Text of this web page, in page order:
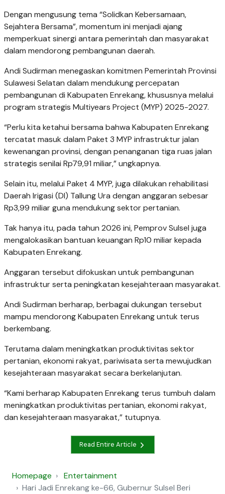
Dengan mengusung tema “Solidkan Kebersamaan,
Sejahtera Bersama”, momentum ini menjadi ajang
memperkuat sinergi antara pemerintah dan masyarakat
dalam mendorong pembangunan daerah.
Andi Sudirman menegaskan komitmen Pemerintah Provinsi
Sulawesi Selatan dalam mendukung percepatan
pembangunan di Kabupaten Enrekang, khususnya melalui
program strategis Multiyears Project (MYP) 2025-2027.
“Perlu kita ketahui bersama bahwa Kabupaten Enrekang
tercatat masuk dalam Paket 3 MYP infrastruktur jalan
kewenangan provinsi, dengan penanganan tiga ruas jalan
strategis senilai Rp79,91 miliar,” ungkapnya.
Selain itu, melalui Paket 4 MYP, juga dilakukan rehabilitasi
Daerah Irigasi (DI) Tallung Ura dengan anggaran sebesar
Rp3,99 miliar guna mendukung sektor pertanian.
Tak hanya itu, pada tahun 2026 ini, Pemprov Sulsel juga
mengalokasikan bantuan keuangan Rp10 miliar kepada
Kabupaten Enrekang.
Anggaran tersebut difokuskan untuk pembangunan
infrastruktur serta peningkatan kesejahteraan masyarakat.
Andi Sudirman berharap, berbagai dukungan tersebut
mampu mendorong Kabupaten Enrekang untuk terus
berkembang.
Terutama dalam meningkatkan produktivitas sektor
pertanian, ekonomi rakyat, pariwisata serta mewujudkan
kesejahteraan masyarakat secara berkelanjutan.
“Kami berharap Kabupaten Enrekang terus tumbuh dalam
meningkatkan produktivitas pertanian, ekonomi rakyat,
dan kesejahteraan masyarakat,” tutupnya.
Read Entire Article
Homepage
Entertainment
Hari Jadi Enrekang ke-66, Gubernur Sulsel Beri